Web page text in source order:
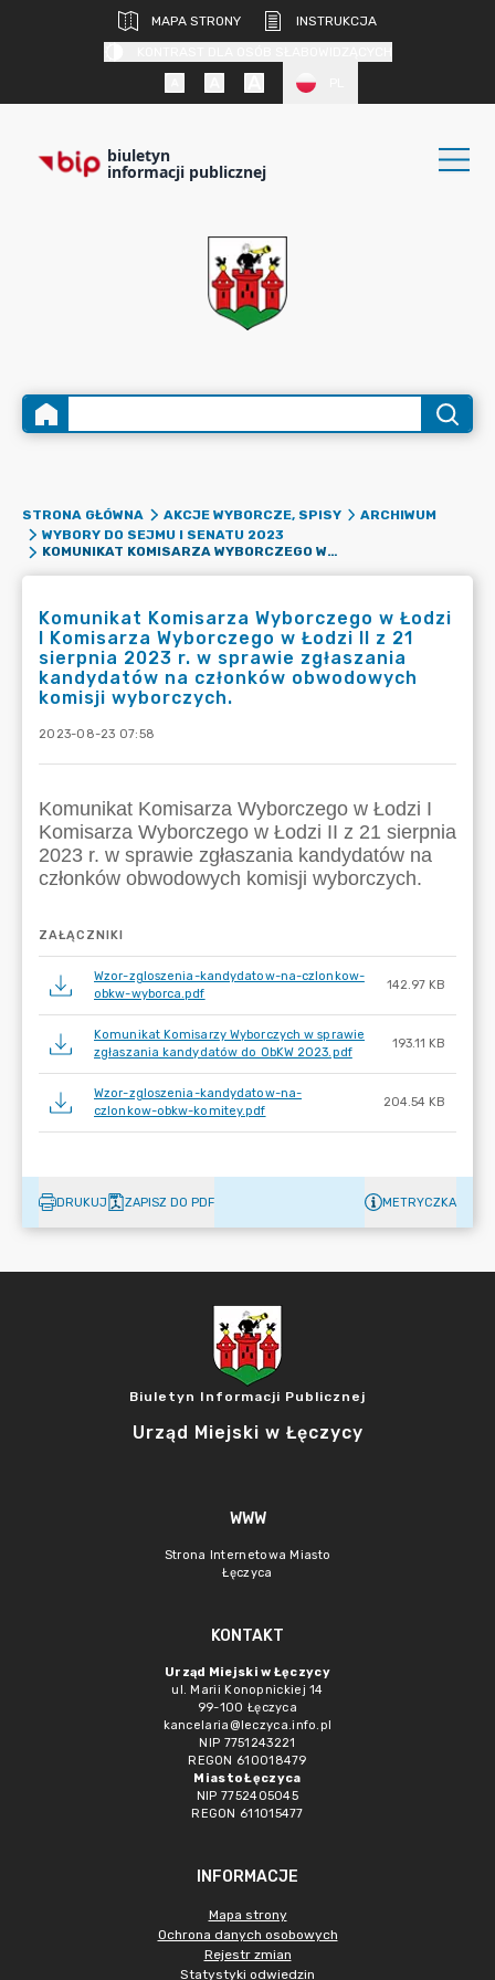
MAPA STRONY
INSTRUKCJA
biuletyn
informacji publicznej
STRONA GŁÓWNA AKCJE WYBORCZE, SPISY
ARCHIWUM
WYBORY DO SEJMU I SENATU 2023
KOMUNIKAT KOMISARZA WYBORCZEGO W ŁODZI I KOMISARZA WYBORCZEGO W ŁODZI II Z 21 SIERPNIA 2023 R. W SPRAWIE ZGŁASZANIA KANDYDATÓW NA CZŁONKÓW OBWODOWYCH KOMISJI WYBORCZYCH.
Komunikat Komisarza Wyborczego w Łodzi
I Komisarza Wyborczego w Łodzi II z 21
sierpnia 2023 r. w sprawie zgłaszania
kandydatów na członków obwodowych
komisji wyborczych.
2023-08-23 07:58
ZAŁĄCZNIKI
Wzor-zgloszenia-kandydatow-na-czlonkow-
obkw-wyborca.pdf
142.97 KB
Komunikat Komisarzy Wyborczych w sprawie
zgłaszania kandydatów do ObKW 2023.pdf
193.11 KB
Wzor-zgloszenia-kandydatow-na-
czlonkow-obkw-komitey.pdf
204.54 KB
DRUKUJ ZAPISZ DO PDF METRYCZKA
Biuletyn Informacji Publicznej
Urząd Miejski w Łęczycy
WWW
Strona Internetowa Miasto
Łęczyca
KONTAKT
Urząd Miejski w Łęczycy
ul. Marii Konopnickiej 14
99-100 Łęczyca
kancelaria@leczyca.info.pl
NIP 7751243221
REGON 610018479
Miasto Łęczyca
NIP 7752405045
REGON 611015477
INFORMACJE
Mapa strony
Ochrona danych osobowych
Rejestr zmian
Statystyki odwiedzin